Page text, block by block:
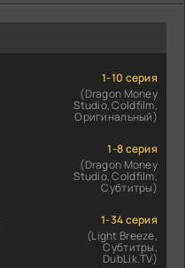
1-10 серия
(Dragon Money
Studio, Coldfilm,
Оригинальный)
1-8 серия
(Dragon Money
Studio, Coldfilm,
Субтитры)
1-34 серия
(Light Breeze,
Субтитры,
DubLik.TV)